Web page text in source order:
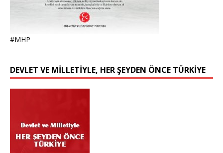
#MHP
DEVLET VE MİLLETİYLE, HER ŞEYDEN ÖNCE TÜRKİYE